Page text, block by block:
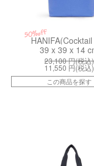
50%off
39 x 39 x 14
23,100円(税込)
11,550 円(税込)
この商品を探す